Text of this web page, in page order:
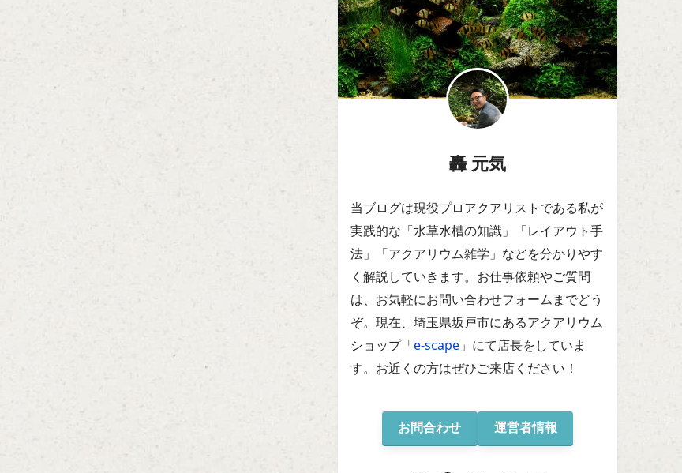
轟 元気
当ブログは現役プロアクアリストである私が
実践的な「水草水槽の知識」「レイアウト手
法」「アクアリウム雑学」などを分かりやす
く解説していきます。お仕事依頼やご質問
は、お気軽にお問い合わせフォームまでどう
ぞ。現在、埼玉県坂戸市にあるアクアリウム
ショップ「e-scape 」にて店長をしていま
す。お近くの方はぜひご来店ください！
お問合わせ 運営者情報